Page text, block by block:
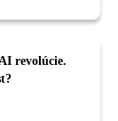
revolúcie.